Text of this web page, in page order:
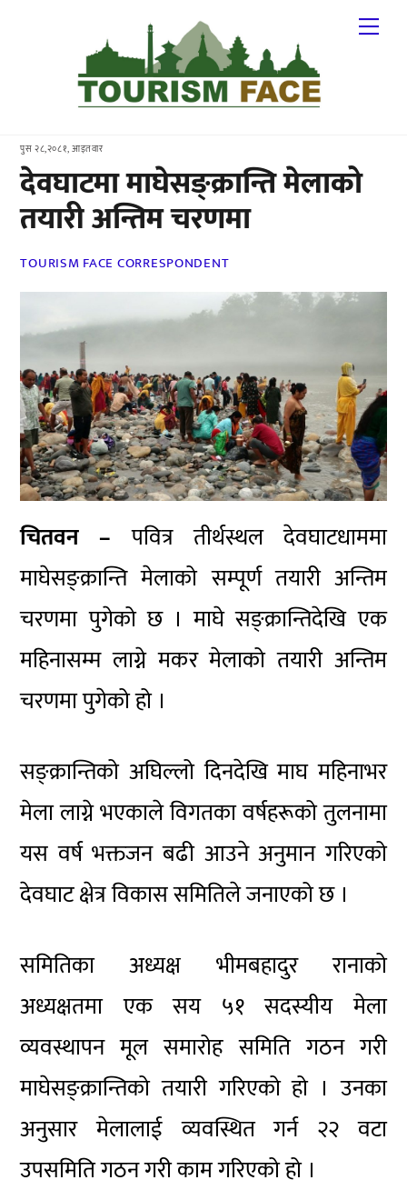
पुस २८,२०८१, आइतवार
देवघाटमा माघेसङ्क्रान्ति मेलाको
तयारी अन्तिम चरणमा
TOURISM FACE CORRESPONDENT
चितवन – पवित्र तीर्थस्थल देवघाटधाममा
माघेसङ्क्रान्ति मेलाको सम्पूर्ण तयारी अन्तिम
चरणमा पुगेको छ । माघे सङ्क्रान्तिदेखि एक
महिनासम्म लाग्ने मकर मेलाको तयारी अन्तिम
चरणमा पुगेको हो ।
सङ्क्रान्तिको अघिल्लो दिनदेखि माघ महिनाभर
मेला लाग्ने भएकाले विगतका वर्षहरूको तुलनामा
यस वर्ष भक्तजन बढी आउने अनुमान गरिएको
देवघाट क्षेत्र विकास समितिले जनाएको छ ।
समितिका अध्यक्ष भीमबहादुर रानाको
अध्यक्षतमा एक सय ५१ सदस्यीय मेला
व्यवस्थापन मूल समारोह समिति गठन गरी
माघेसङ्क्रान्तिको तयारी गरिएको हो । उनका
अनुसार मेलालाई व्यवस्थित गर्न २२ वटा
उपसमिति गठन गरी काम गरिएको हो ।